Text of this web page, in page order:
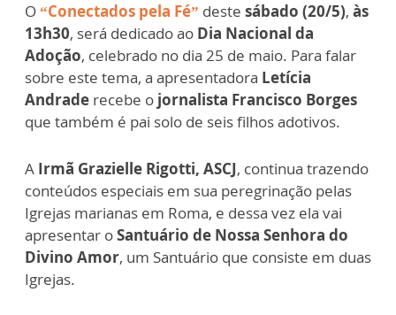
O“Conectados pela Fé” deste sábado (20/5), às
13h30, será dedicado ao Dia Nacional da
Adoção, celebrado no dia 25 de maio. Para falar
sobre este tema, a apresentadora Letícia
Andrade recebe o jornalista Francisco Borges
que também é pai solo de seis filhos adotivos.
A Irmã Grazielle Rigotti, ASCJ, continua trazendo
conteúdos especiais em sua peregrinação pelas
Igrejas marianas em Roma, e dessa vez ela vai
apresentar oSantuário de Nossa Senhora do
Divino Amor, um Santuário que consiste em duas
Igrejas.